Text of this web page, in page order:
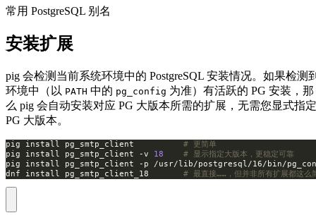
常用 PostgreSQL 别名
安装扩展
pig 会检测当前系统环境中的 PostgreSQL 安装情况。如果检测
环境中（以 PATH 中的 pg_config 为准）有活跃的 PG 安装，那
么 pig 会自动安装对应 PG 大版本所需的扩展，无需您显式指定
PG 大版本。
pig install pg_smtp_client # 更简单
pig install pg_smtp_client -v 18
# 显示指定大版本，更稳定可靠
pig install pg_smtp_client -p /usr/lib/postgresql/16/bin/
dnf install pg_smtp_client_18 # 最直接……，但并非所有扩展都这么